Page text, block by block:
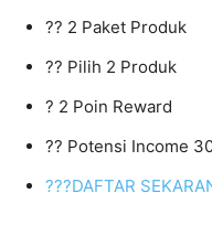
?? 2 Paket Produk
?? Pilih 2 Produk
? 2 Poin Reward
?? Potensi Income
???DAFTAR